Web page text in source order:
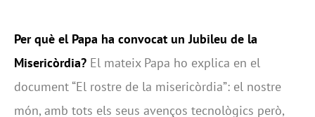
Per què el Papa ha convocat un Jubileu de la
Misericòrdia? El mateix Papa ho explica en el
document “El rostre de la misericòrdia”: el nostre
món, amb tots els seus avenços tecnològics però,